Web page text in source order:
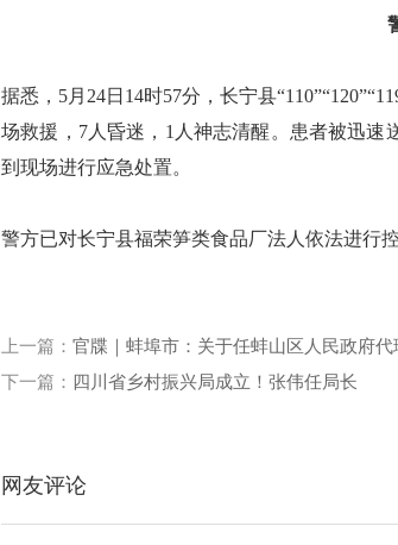
据悉，5月24日14时57分，长宁县
场救援，7人昏迷，1人神志清醒。患者被迅
到现场进行应急处置。
警方已对长宁县福荣笋类食品厂法人依法进行
上一篇： 官牒｜蚌埠市：关于任蚌山区人民政府代
下一篇： 四川省乡村振兴局成立！张伟任局长
网友评论